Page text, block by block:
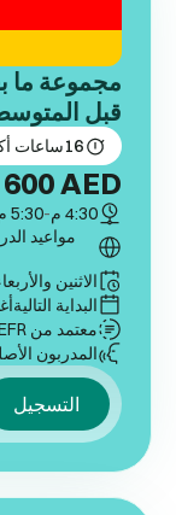
قبل
16ساعات
600AED
4:30 م -5:30 م
مواعيد
الاثنين
البداية التالية
معتمد من CEFR
المدربون
التسجيل